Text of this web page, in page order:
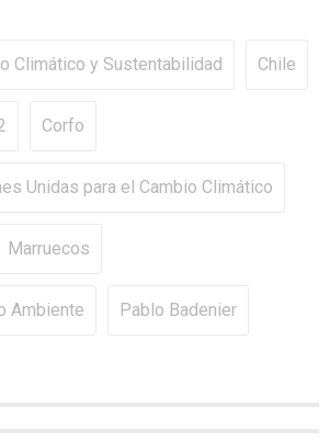
Climático y Sustentabilidad Chile
Corfo
Unidas para el Cambio Climático
Marruecos
Ambiente Pablo Badenier